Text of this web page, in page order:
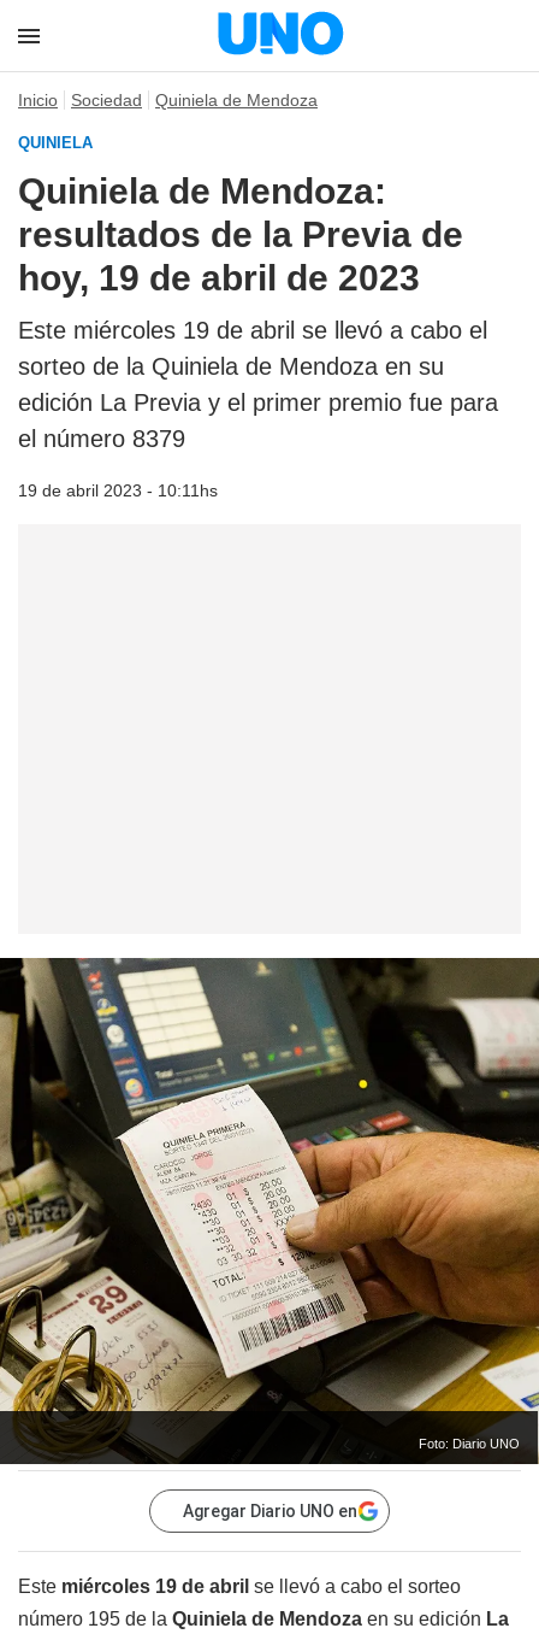
Inicio Sociedad Quiniela de Mendoza
QUINIELA
Quiniela de Mendoza:
resultados de la Previa de
hoy, 19 de abril de 2023
Este miércoles 19 de abril se llevó a cabo el
sorteo de la Quiniela de Mendoza en su
edición La Previa y el primer premio fue para
el número 8379
19 de abril 2023 - 10:11hs
Foto: Diario UNO
Agregar Diario UNO en
Este miércoles 19 de abril se llevó a cabo el sorteo
número 195 de la Quiniela de Mendoza en su edición La